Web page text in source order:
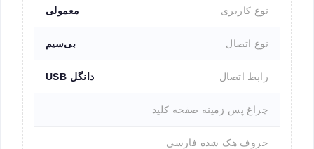
نوع کاربری معمولی
نوع اتصال بی‌سیم
رابط اتصال دانگل USB
چراغ پس زمینه صفحه کلید
حروف هک شده فارسی